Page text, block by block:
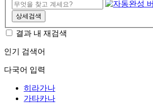
상세검색
결과 내 재검색
인기 검색어
다국어 입력
히라가나
가타카나